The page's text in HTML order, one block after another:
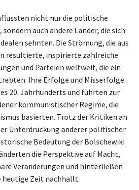
nicht nur die politische
sondern auch andere Länder, die sich
sehnten. Die Strömung, die aus
resultierte, inspirierte zahlreiche
und Parteien weltweit, die ein
Ihre Erfolge und Misserfolge
20. Jahrhunderts und führten zur
kommunistischer Regime, die
basierten. Trotz der Kritiken an
Unterdrückung anderer politischer
Bedeutung der Bolschewiki
die Perspektive auf Macht,
Veränderungen und hinterließen
heutige Zeit nachhallt.